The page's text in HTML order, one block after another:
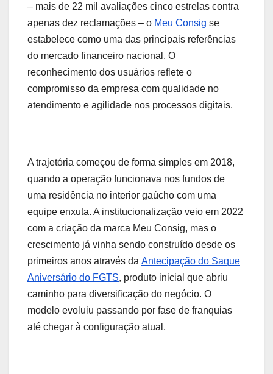
– mais de 22 mil avaliações cinco estrelas contra
apenas dez reclamações – o Meu Consig se
estabelece como uma das principais referências
do mercado financeiro nacional. O
reconhecimento dos usuários reflete o
compromisso da empresa com qualidade no
atendimento e agilidade nos processos digitais.
A trajetória começou de forma simples em 2018,
quando a operação funcionava nos fundos de
uma residência no interior gaúcho com uma
equipe enxuta. A institucionalização veio em 2022
com a criação da marca Meu Consig, mas o
crescimento já vinha sendo construído desde os
primeiros anos através da Antecipação do Saque
Aniversário do FGTS, produto inicial que abriu
caminho para diversificação do negócio. O
modelo evoluiu passando por fase de franquias
até chegar à configuração atual.